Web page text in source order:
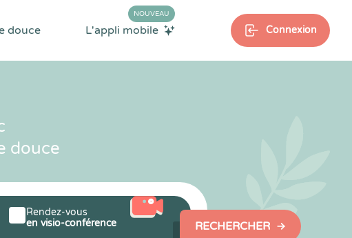
douce L'appli mobile
NOUVEAU
Connexion
douce
Rendez-vous
en visio-conférence
RECHERCHER